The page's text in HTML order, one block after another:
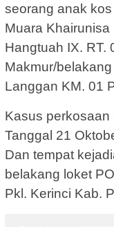
seorang anak
Muara
Hangtuah IX. RT.
Makmur/
Langgan KM. 01
Kasus perkosaan
Tanggal 21
Dan tempat
belakang loket
Pkl. Kerinci Kab.